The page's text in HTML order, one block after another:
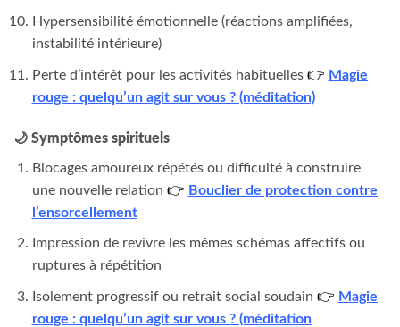
Hypersensibilité émotionnelle (réactions amplifiées,
instabilité intérieure)
Perte d’intérêt pour les activités habituelles 👉 Magie
rouge : quelqu’un agit sur vous ? (méditation)
🌙 Symptômes spirituels
Blocages amoureux répétés ou difficulté à construire
une nouvelle relation 👉 Bouclier de protection contre
l’ensorcellement
Impression de revivre les mêmes schémas affectifs ou
ruptures à répétition
Isolement progressif ou retrait social soudain 👉 Magie
rouge : quelqu’un agit sur vous ? (méditation